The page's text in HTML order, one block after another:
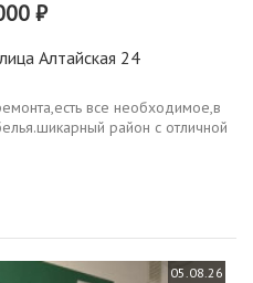
₽
Алтайская 24
все необходимое,в
район с отличной
05.08.26